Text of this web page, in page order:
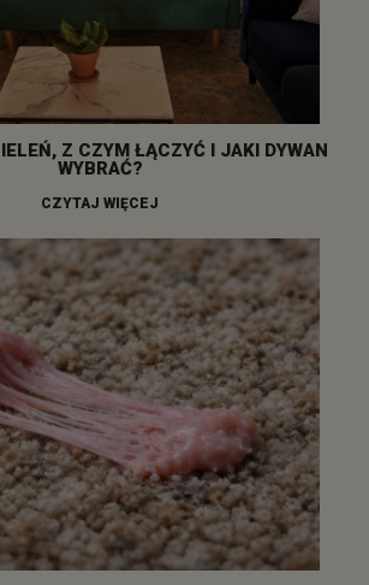
Z CZYM ŁĄCZYĆ I JAKI DYWAN
WYBRAĆ?
CZYTAJ WIĘCEJ